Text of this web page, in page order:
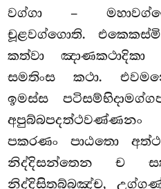
වග්ගා –
චූළවග්ගොති.
කත්වා ඤාණකථාදිකා
සමතිංස කථා.
ඉමස්ස
අපුබ්බපදත්ථවණ්ණනං
පකරණං පාඨතො
නිද්දිසන්තෙන ච
නිද්දිසිතබ්බඤ්ච,